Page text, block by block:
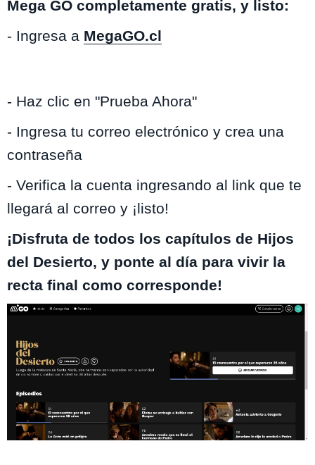
Mega GO completamente gratis, y listo:
- Ingresa a MegaGO.cl
- Haz clic en "Prueba Ahora"
- Ingresa tu correo electrónico y crea una
contraseña
- Verifica la cuenta ingresando al link que te
llegará al correo y ¡listo!
¡Disfruta de todos los capítulos de Hijos
del Desierto, y ponte al día para vivir la
recta final como corresponde!